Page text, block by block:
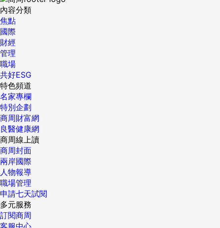
內容分類
焦點
國際
財經
管理
職場
共好ESG
特色頻道
名家專欄
特別企劃
商周財富網
良醫健康網
商周線上讀
商周封面
兩岸國際
人物報導
職場管理
申請七天試閱
多元服務
訂閱商周
客服中心